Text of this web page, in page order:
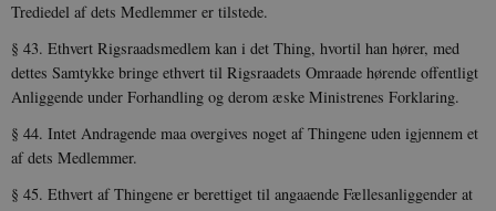
Trediedel af dets Medlemmer er tilstede.
§ 43. Ethvert Rigsraadsmedlem kan i det Thing, hvortil han hører, med
dettes Samtykke bringe ethvert til Rigsraadets Omraade hørende offentligt
Anliggende under Forhandling og derom æske Ministrenes Forklaring.
§ 44. Intet Andragende maa overgives noget af Thingene uden igjennem et
af dets Medlemmer.
§ 45. Ethvert af Thingene er berettiget til angaaende Fælles­anliggender at